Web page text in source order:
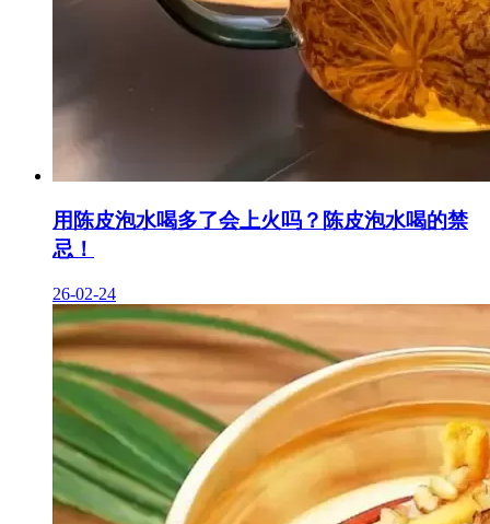
用陈皮泡水喝多了会上火吗？陈皮泡水喝的禁
忌！
26-02-24